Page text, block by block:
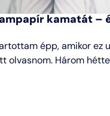
kamatát –
épp, amikor ez
olvasnom. Három